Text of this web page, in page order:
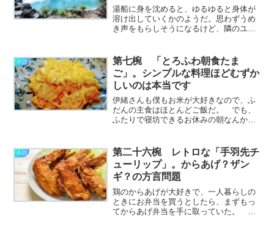
湯船に身を沈めると、ゆるゆると身体が
溶け出していくかのようだ。思わずうめ
き声をもらしそうになるけど、隣のユラ
田辺市街と高野山の中間くらい、大和と
の境に沿った山中の村………………～続
きを読む～
小説
第七椀 「とろふわ朝食たま
ご」。シンプルな料理ほどむずか
しいのは本当です
伊緒さんも僕もお米が大好きなので、ふ
だんの主食はほとんどご飯だ。 でも、
ふたりで寝坊できるお休みの朝なんか
はほんのりと。僕はこんがりと。 トー
スターの前でじぃーっと目を
光………………～続きを読む～
小説
第二十六椀 レトロな「手羽先チ
ューリップ」。からあげ？ザン
ギ？の方言問題
鶏のからあげが大好きで、一人暮らしの
ときにお弁当を買うとしたら、まずもっ
てからあげ弁当を手に取っていた。 い